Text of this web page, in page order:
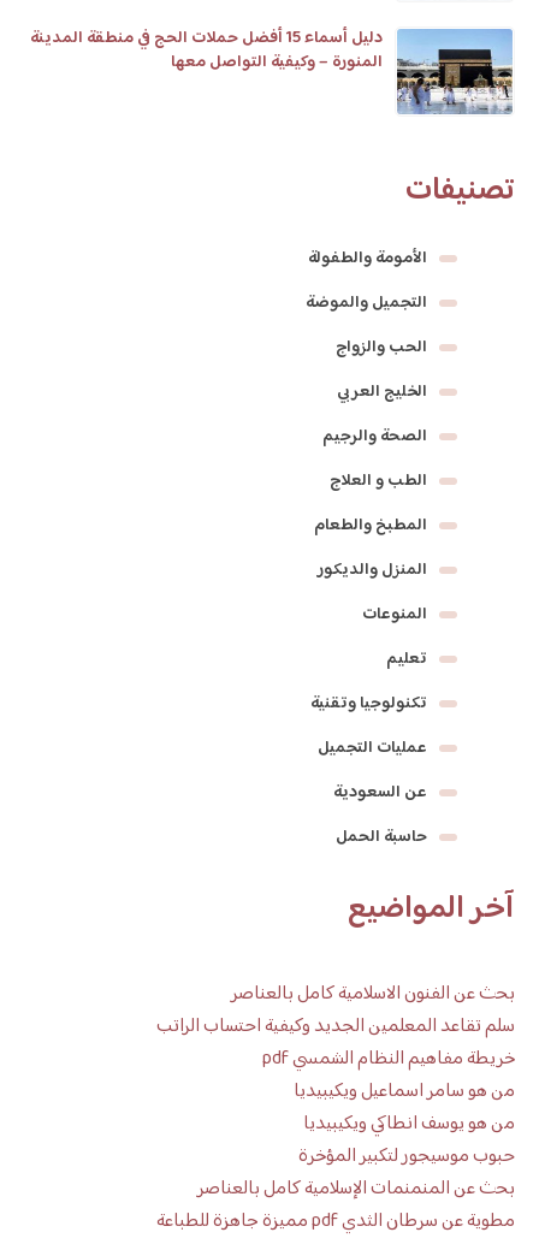
دليل أسماء 15 أفضل حملات الحج في منطقة المدينة
المنورة – وكيفية التواصل معها
تصنيفات
الأمومة والطفولة
التجميل والموضة
الحب والزواج
الخليج العربي
الصحة والرجيم
الطب و العلاج
المطبخ والطعام
المنزل والديكور
المنوعات
تعليم
تكنولوجيا وتقنية
عمليات التجميل
عن السعودية
حاسبة الحمل
آخر المواضيع
بحث عن الفنون الاسلامية كامل بالعناصر
سلم تقاعد المعلمين الجديد وكيفية احتساب الراتب
خريطة مفاهيم النظام الشمسي pdf
من هو سامر اسماعيل ويكيبيديا
من هو يوسف انطاكي ويكيبيديا
حبوب موسيجور لتكبير المؤخرة
بحث عن المنمنمات الإسلامية كامل بالعناصر
مطوية عن سرطان الثدي pdf مميزة جاهزة للطباعة